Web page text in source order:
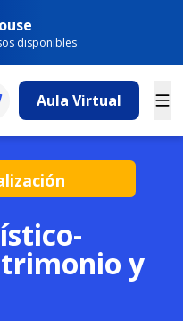
disponibles
Aula Virtual
y